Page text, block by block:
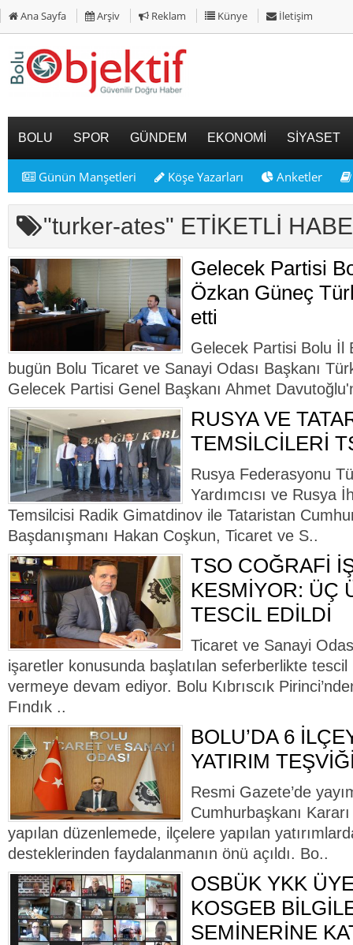
Ana Sayfa Arşiv Reklam Künye İletişim
BOLU SPOR GÜNDEM EKONOMİ SİYASET
Günün Manşetleri Köşe Yazarları Anketler
"turker-ates" ETİKETLİ
Gelecek Partisi
Özkan Güneç
etti
Gelecek Partisi Bolu İl
bugün Bolu Ticaret ve Sanayi Odası Başkanı
Gelecek Partisi Genel Başkanı Ahmet
RUSYA VE
TEMSİLCİLERİ
Rusya Federasyonu
Yardımcısı ve Rusya
Temsilcisi Radik Gimatdinov ile Tataristan
Başdanışmanı Hakan Coşkun, Ticaret ve S..
TSO COĞRAFİ
KESMİYOR: ÜÇ
TESCİL EDİLDİ
Ticaret ve Sanayi
işaretler konusunda başlatılan seferberlikte tescil
vermeye devam ediyor. Bolu Kıbrıscık
Fındık ..
BOLU’DA 6
YATIRIM
Resmi Gazete’de
Cumhurbaşkanı
yapılan düzenlemede, ilçelere yapılan
desteklerinden faydalanmanın önü açıldı. Bo..
OSBÜK YKK
KOSGEB
SEMİNERİNE